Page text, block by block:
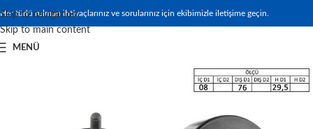
Skip to navigation
Skip to main content
Her türlü rulman ihtiyaçlarınız ve sorularınız için ekibimizle iletişime geçin.
MENÜ